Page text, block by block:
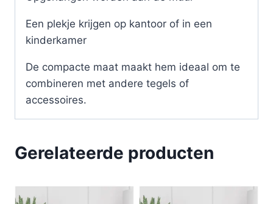
Een plekje krijgen op kantoor of in een
kinderkamer
De compacte maat maakt hem ideaal om te
combineren met andere tegels of
accessoires.
Gerelateerde producten